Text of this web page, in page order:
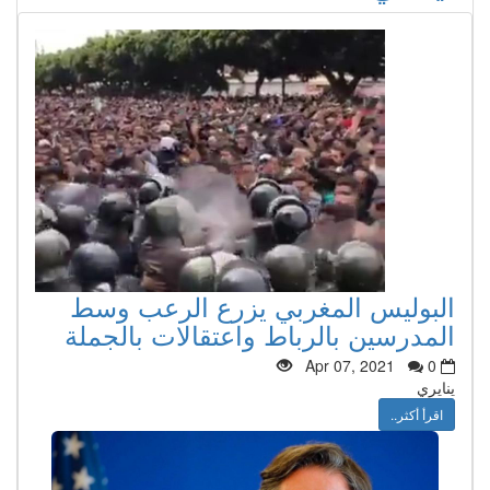
البوليس المغربي يزرع الرعب وسط
المدرسين بالرباط واعتقالات بالجملة
Apr 07, 2021
0
ينايري
اقرأ أكثر..